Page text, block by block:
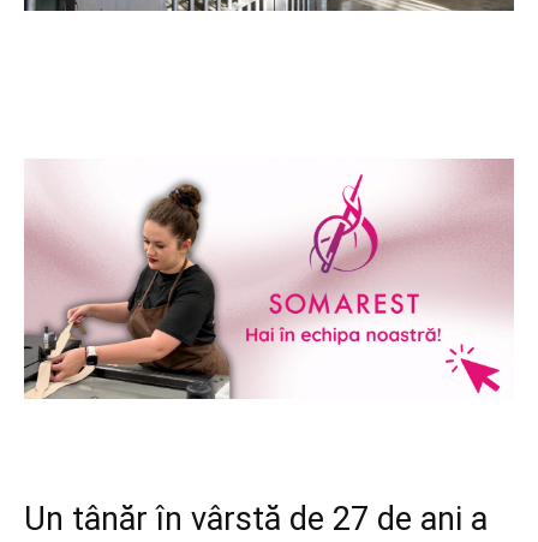
Un tânăr în vârstă de 27 de ani a